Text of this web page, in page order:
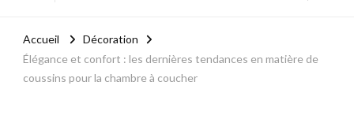
Accueil
Décoration
Élégance et confort : les dernières tendances en matière de
coussins pour la chambre à coucher